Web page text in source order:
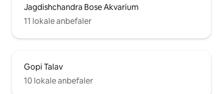
Jagdishchandra Bose Akvarium
11 lokale anbefaler
Gopi Talav
10 lokale anbefaler